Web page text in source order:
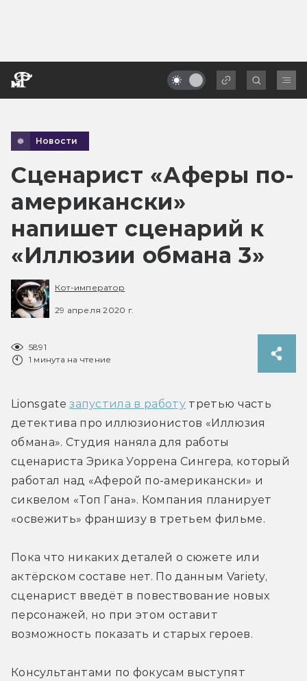
Новости
Сценарист «Аферы по-
американски»
напишет сценарий к
«Иллюзии обмана 3»
Кот-император
29 апреля 2020 г.
5891
1 минута на чтение
Lionsgate запустила в работу третью часть
детектива про иллюзионистов «Иллюзия
обмана». Студия наняла для работы
сценариста Эрика Уоррена Сингера, который
работал над «Аферой по-американски» и
сиквелом «Топ Гана». Компания планирует
«освежить» франшизу в третьем фильме.
Пока что никаких деталей о сюжете или
актёрском составе нет. По данным Variety,
сценарист введёт в повествование новых
персонажей, но при этом оставит
возможность показать и старых героев.
Консультантами по фокусам выступят